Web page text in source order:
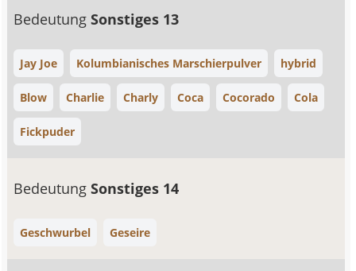
BedeutungSonstiges 13
Jay Joe Kolumbianisches Marschierpulver hybrid
Blow Charlie Charly Coca Cocorado Cola
Fickpuder
BedeutungSonstiges 14
Geschwurbel Geseire